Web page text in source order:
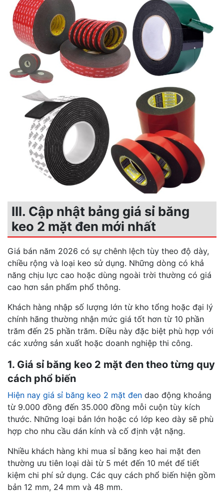
III. Cập nhật bảng giá sỉ băng
keo 2 mặt đen mới nhất
Giá bán năm 2026 có sự chênh lệch tùy theo độ dày,
chiều rộng và loại keo sử dụng. Những dòng có khả
năng chịu lực cao hoặc dùng ngoài trời thường có giá
cao hơn sản phẩm phổ thông.
Khách hàng nhập số lượng lớn từ kho tổng hoặc đại lý
chính hãng thường nhận mức giá tốt hơn từ 10 phần
trăm đến 25 phần trăm. Điều này đặc biệt phù hợp với
các xưởng sản xuất hoặc doanh nghiệp thi công.
1. Giá sỉ băng keo 2 mặt đen theo từng quy
cách phổ biến
Hiện nay giá sỉ băng keo 2 mặt đen dao động khoảng
từ 9.000 đồng đến 35.000 đồng mỗi cuộn tùy kích
thước. Những loại bản lớn hoặc có lớp keo dày sẽ phù
hợp cho nhu cầu dán kính và cố định vật nặng.
Nhiều khách hàng khi mua sỉ băng keo hai mặt đen
thường ưu tiên loại dài từ 5 mét đến 10 mét để tiết
kiệm chi phí sử dụng. Các quy cách phổ biến hiện gồm
bản 12 mm, 24 mm và 48 mm.